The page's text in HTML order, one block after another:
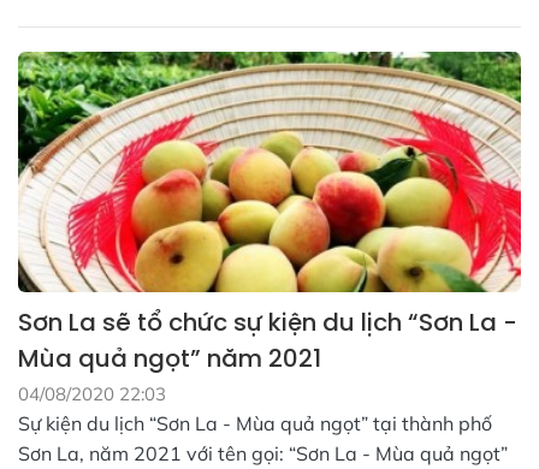
Sơn La sẽ tổ chức sự kiện du lịch “Sơn La -
Mùa quả ngọt” năm 2021
04/08/2020 22:03
Sự kiện du lịch “Sơn La - Mùa quả ngọt” tại thành phố
Sơn La, năm 2021 với tên gọi: “Sơn La - Mùa quả ngọt”